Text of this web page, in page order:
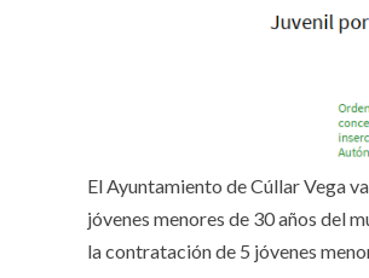
El Ayuntamiento de Cúllar Vega
jóvenes menores de 30 años del
la contratación de 5 jóvenes